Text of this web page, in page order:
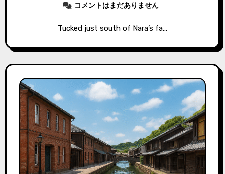
コメントはまだありません
Tucked just south of Nara’s fa…